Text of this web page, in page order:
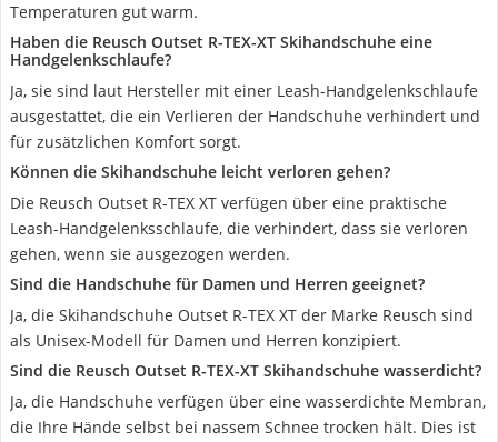
Temperaturen gut warm.
Haben die Reusch Outset R-TEX-XT Skihandschuhe eine
Handgelenkschlaufe?
Ja, sie sind laut Hersteller mit einer Leash-Handgelenkschlaufe
ausgestattet, die ein Verlieren der Handschuhe verhindert und
für zusätzlichen Komfort sorgt.
Können die Skihandschuhe leicht verloren gehen?
Die Reusch Outset R-TEX XT verfügen über eine praktische
Leash-Handgelenksschlaufe, die verhindert, dass sie verloren
gehen, wenn sie ausgezogen werden.
Sind die Handschuhe für Damen und Herren geeignet?
Ja, die Skihandschuhe Outset R-TEX XT der Marke Reusch sind
als Unisex-Modell für Damen und Herren konzipiert.
Sind die Reusch Outset R-TEX-XT Skihandschuhe wasserdicht?
Ja, die Handschuhe verfügen über eine wasserdichte Membran,
die Ihre Hände selbst bei nassem Schnee trocken hält. Dies ist